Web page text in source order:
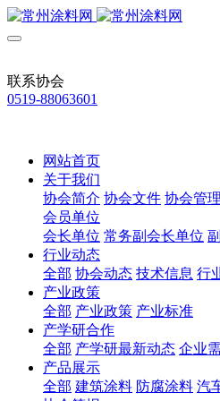
联系协会
0519-88063601
网站首页
关于我们
协会简介 协会文件 协会管理
会员单位
会长单位 常务副会长单位
行业动态
全部 协会动态 技术信息 行
产业政策
全部 产业政策 产业标准
产学研合作
全部 产学研最新动态 企业
产品展示
全部 建筑涂料 防腐涂料 汽